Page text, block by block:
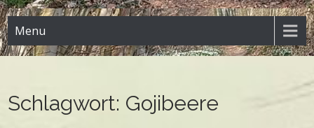
Menu
Schlagwort: Gojibeere